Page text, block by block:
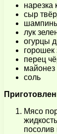
нарезка
сыр
лук
огурцы
горошек
перец
майонез
соль
Мясо
посолив